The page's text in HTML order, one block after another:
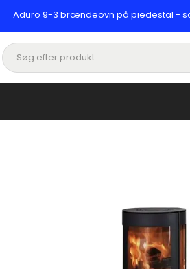
Aduro 9-3 brændeovn på piedestal -